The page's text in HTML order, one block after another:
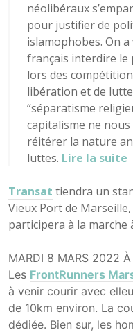
néolibéraux
pour justifier de
islamophobes. On
français interdire le
lors des
libération et de
“séparatisme
capitalisme ne
réitérer la nature
luttes. Lire la suite
Transat tiendra un
Vieux Port de
participera à la marche
MARDI 8 MARS 2022
Les FrontRunners
à venir courir avec
de 10km environ. La
dédiée. Bien sur, les